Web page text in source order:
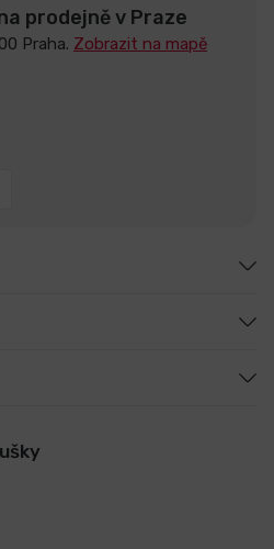
prodejně v Praze
Praha. Zobrazit na mapě